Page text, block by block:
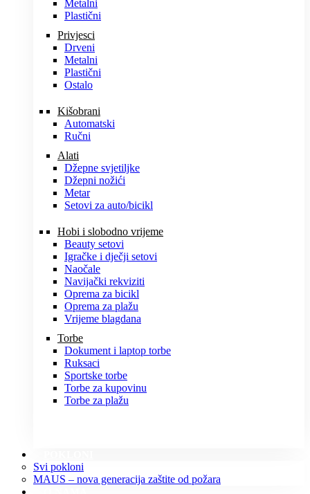
Metalni
Plastični
Privjesci
Drveni
Metalni
Plastični
Ostalo
Kišobrani
Automatski
Ručni
Alati
Džepne svjetiljke
Džepni nožići
Metar
Setovi za auto/bicikl
Hobi i slobodno vrijeme
Beauty setovi
Igračke i dječji setovi
Naočale
Navijački rekviziti
Oprema za bicikl
Oprema za plažu
Vrijeme blagdana
Torbe
Dokument i laptop torbe
Ruksaci
Sportske torbe
Torbe za kupovinu
Torbe za plažu
Svi pokloni
MAUS – nova generacija zaštite od požara